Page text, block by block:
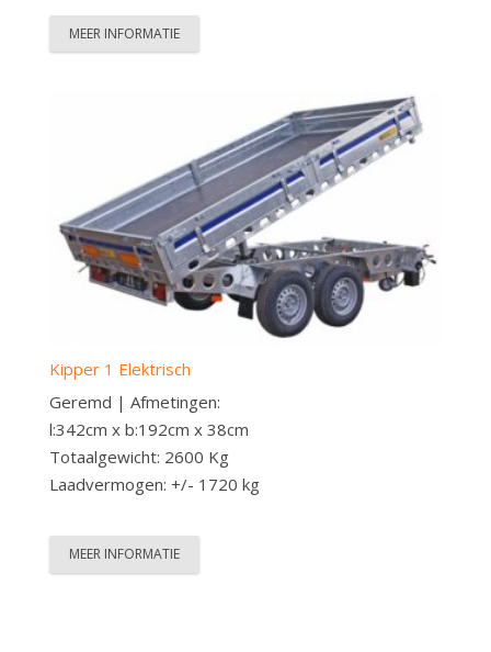
MEER INFORMATIE
Kipper 1 Elektrisch
Geremd | Afmetingen:
l:342cm x b:192cm x 38cm
Totaalgewicht: 2600 Kg
Laadvermogen: +/- 1720 kg
MEER INFORMATIE